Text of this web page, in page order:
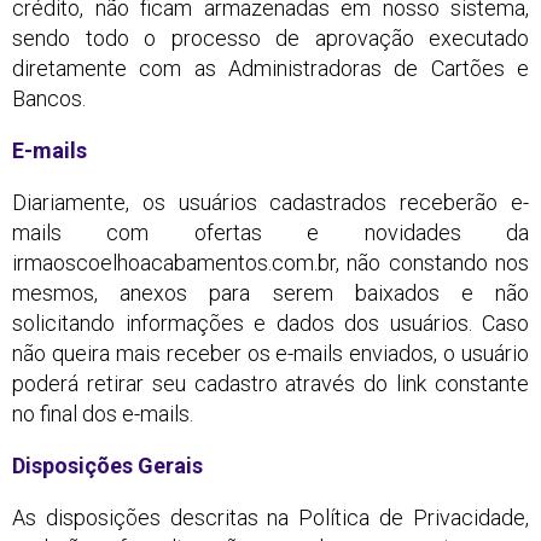
crédito, não ficam armazenadas em nosso sistema,
sendo todo o processo de aprovação executado
diretamente com as Administradoras de Cartões e
Bancos.
E-mails
Diariamente, os usuários cadastrados receberão e-
mails com ofertas e novidades da
irmaoscoelhoacabamentos.com.br, não constando nos
mesmos, anexos para serem baixados e não
solicitando informações e dados dos usuários. Caso
não queira mais receber os e-mails enviados, o usuário
poderá retirar seu cadastro através do link constante
no final dos e-mails.
Disposições Gerais
As disposições descritas na Política de Privacidade,